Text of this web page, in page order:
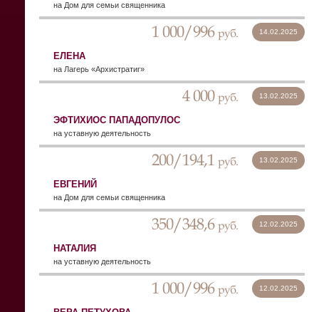
на Дом для семьи священника
1 000/996 руб. 14.02.2025
ЕЛЕНА
на Лагерь «Архистратиг»
4 000 руб. 13.02.2025
ЭФТИХИОС ПАПАДОПУЛОС
на уставную деятельность
200/194,1 руб. 13.02.2025
ЕВГЕНИЙ
на Дом для семьи священника
350/348,6 руб. 12.02.2025
НАТАЛИЯ
на уставную деятельность
1 000/996 руб. 12.02.2025